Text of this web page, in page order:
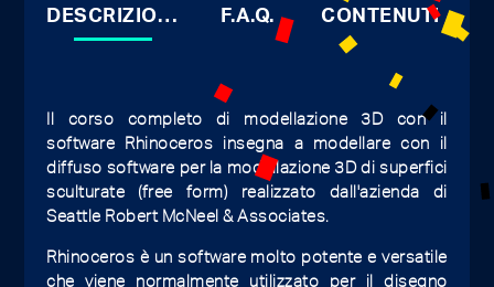
DESCRIZIONE F.A.Q. CONTENUTI
Il corso completo di modellazione 3D con il
software Rhinoceros insegna a modellare con il
diffuso software per la modellazione 3D di superfici
sculturate (free form) realizzato dall'azienda di
Seattle Robert McNeel & Associates.
Rhinoceros è un software molto potente e versatile
che viene normalmente utilizzato per il disegno